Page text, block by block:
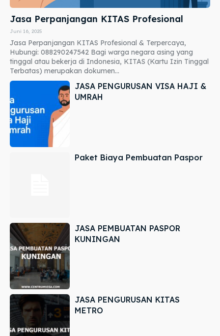
Jasa Perpanjangan KITAS Profesional
Juni 16, 2025
Jasa Perpanjangan KITAS Profesional & Terpercaya,
Hubungi: 088290247542 Bagi warga negara asing yang
tinggal atau bekerja di Indonesia, KITAS (Kartu Izin Tinggal
Terbatas) merupakan dokumen...
JASA PENGURUSAN VISA HAJI &
UMRAH
Paket Biaya Pembuatan Paspor
JASA PEMBUATAN PASPOR
KUNINGAN
JASA PENGURUSAN KITAS
METRO